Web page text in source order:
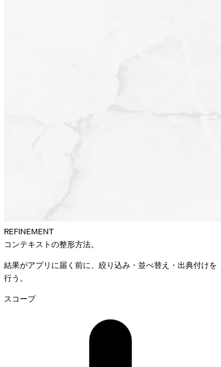
REFINEMENT
コンテキストの整形方法。
結果がアプリに届く前に、絞り込み・並べ替え・出典付けを
行う。
スコープ